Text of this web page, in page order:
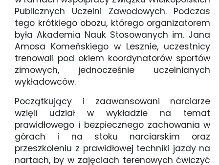
Publicznych Uczelni Zawodowych. Podczas
tego krótkiego obozu, którego organizatorem
była Akademia Nauk Stosowanych im. Jana
Amosa Komeńskiego w Lesznie, uczestnicy
trenowali pod okiem koordynatorów sportów
zimowych, jednocześnie uczelnianych
wykładowców.
Początkujący i zaawansowani narciarze
wzięli udział w wykładzie na temat
prawidłowego i bezpiecznego zachowania w
górach i na stoku narciarskim oraz
przeszkoleniu z prawidłowej techniki jazdy na
nartach, by w zajęciach terenowych ćwiczyć